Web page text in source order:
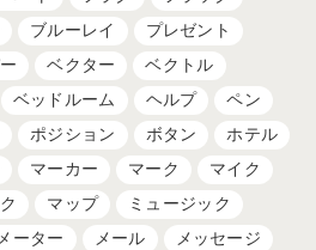
ブルーレイ
プレゼント
ベクター
ベクトル
ベッドルーム ヘルプ
ペン
ポジション ボタン
ホテル
マーカー マーク
マイク
マップ
ミュージック
ーター メール
メッセージ